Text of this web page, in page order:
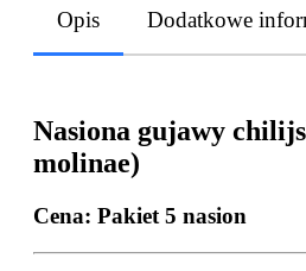
Opis Dodatkowe
Nasiona gujawy
molinae)
Cena: Pakiet 5 nasion